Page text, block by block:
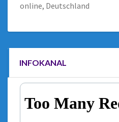
online, Deutschland
INFOKANAL